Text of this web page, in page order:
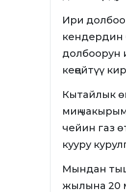
Ири
кендердин
долбоорун
кеңейтүү
Кытайлык
миң
чейин газ
кууру
Мындан
жылына 20